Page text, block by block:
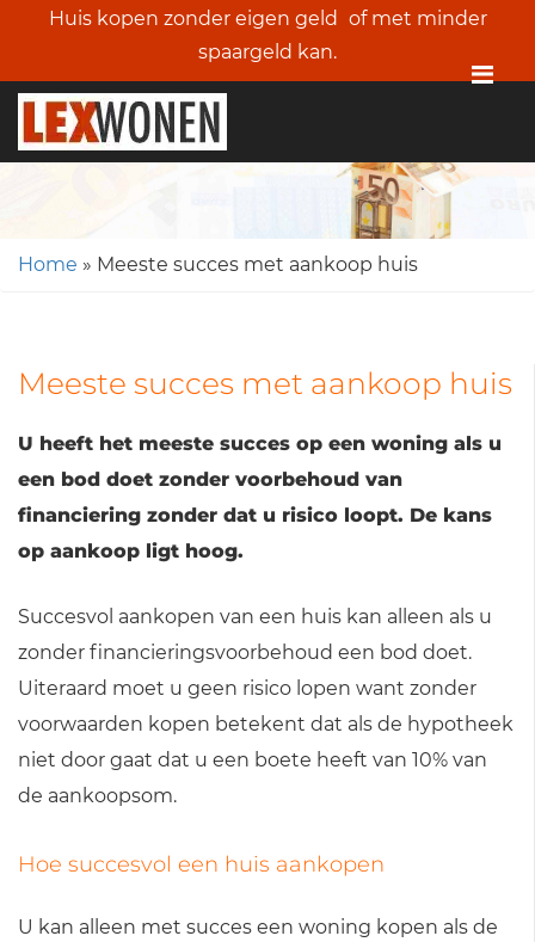
Huis kopen zonder eigen geld of met minder
spaargeld kan.
Home » Meeste succes met aankoop huis
Meeste succes met aankoop huis
U heeft het meeste succes op een woning als u
een bod doet zonder voorbehoud van
financiering zonder dat u risico loopt. De kans
op aankoop ligt hoog.
Succesvol aankopen van een huis kan alleen als u
zonder financieringsvoorbehoud een bod doet.
Uiteraard moet u geen risico lopen want zonder
voorwaarden kopen betekent dat als de hypotheek
niet door gaat dat u een boete heeft van 10% van
de aankoopsom.
Hoe succesvol een huis aankopen
U kan alleen met succes een woning kopen als de